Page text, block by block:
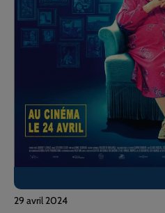
29 avril 2024